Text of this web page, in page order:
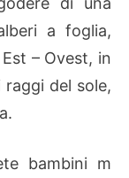
a foglia,
– Ovest, in
del sole,
bambini m